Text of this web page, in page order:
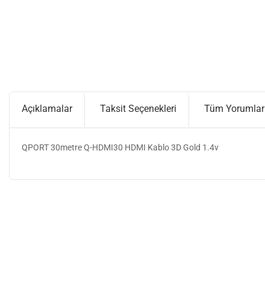
Açıklamalar Taksit Seçenekleri Tüm Yorumlar
QPORT 30metre Q-HDMI30 HDMI Kablo 3D Gold 1.4v